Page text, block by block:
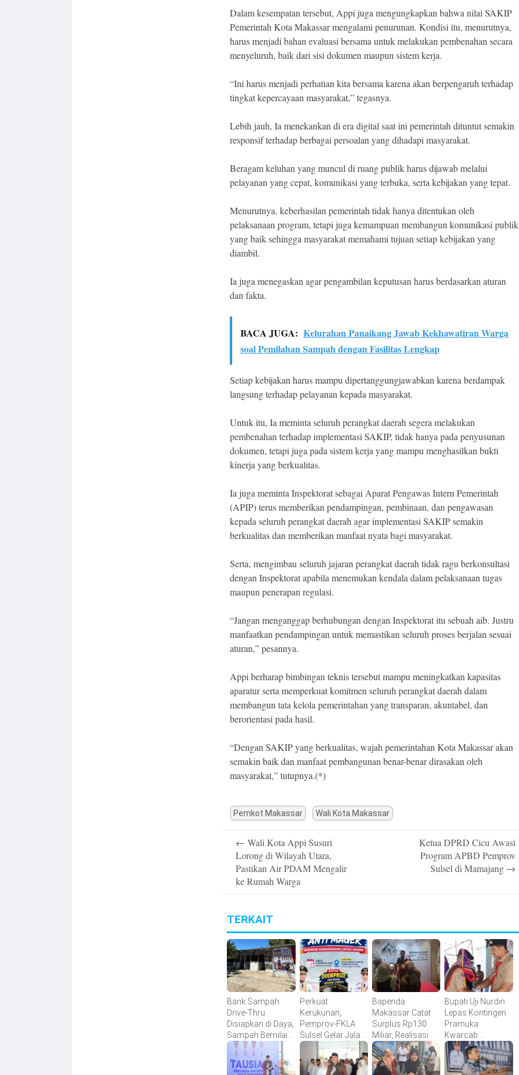
Dalam kesempatan tersebut, Appi juga mengungkapkan bahwa nilai SAKIP
Pemerintah Kota Makassar mengalami penurunan. Kondisi itu, menurutnya,
harus menjadi bahan evaluasi bersama untuk melakukan pembenahan secara
menyeluruh, baik dari sisi dokumen maupun sistem kerja.
“Ini harus menjadi perhatian kita bersama karena akan berpengaruh terhadap
tingkat kepercayaan masyarakat,” tegasnya.
Lebih jauh, Ia menekankan di era digital saat ini pemerintah dituntut semakin
responsif terhadap berbagai persoalan yang dihadapi masyarakat.
Beragam keluhan yang muncul di ruang publik harus dijawab melalui
pelayanan yang cepat, komunikasi yang terbuka, serta kebijakan yang tepat.
Menurutnya, keberhasilan pemerintah tidak hanya ditentukan oleh
pelaksanaan program, tetapi juga kemampuan membangun komunikasi publik
yang baik sehingga masyarakat memahami tujuan setiap kebijakan yang
diambil.
Ia juga menegaskan agar pengambilan keputusan harus berdasarkan aturan
dan fakta.
BACA JUGA: Kelurahan Panaikang Jawab Kekhawatiran Warga
soal Pemilahan Sampah dengan Fasilitas Lengkap
Setiap kebijakan harus mampu dipertanggungjawabkan karena berdampak
langsung terhadap pelayanan kepada masyarakat.
Untuk itu, Ia meminta seluruh perangkat daerah segera melakukan
pembenahan terhadap implementasi SAKIP, tidak hanya pada penyusunan
dokumen, tetapi juga pada sistem kerja yang mampu menghasilkan bukti
kinerja yang berkualitas.
Ia juga meminta Inspektorat sebagai Aparat Pengawas Intern Pemerintah
(APIP) terus memberikan pendampingan, pembinaan, dan pengawasan
kepada seluruh perangkat daerah agar implementasi SAKIP semakin
berkualitas dan memberikan manfaat nyata bagi masyarakat.
Serta, mengimbau seluruh jajaran perangkat daerah tidak ragu berkonsultasi
dengan Inspektorat apabila menemukan kendala dalam pelaksanaan tugas
maupun penerapan regulasi.
“Jangan menganggap berhubungan dengan Inspektorat itu sebuah aib. Justru
manfaatkan pendampingan untuk memastikan seluruh proses berjalan sesuai
aturan,” pesannya.
Appi berharap bimbingan teknis tersebut mampu meningkatkan kapasitas
aparatur serta memperkuat komitmen seluruh perangkat daerah dalam
membangun tata kelola pemerintahan yang transparan, akuntabel, dan
berorientasi pada hasil.
“Dengan SAKIP yang berkualitas, wajah pemerintahan Kota Makassar akan
semakin baik dan manfaat pembangunan benar-benar dirasakan oleh
masyarakat,” tutupnya.(*)
Pemkot Makassar Wali Kota Makassar
navigation
← Wali Kota Appi Susuri
Lorong di Wilayah Utara,
Pastikan Air PDAM Mengalir
ke Rumah Warga
Ketua DPRD Cicu Awasi
Program APBD Pemprov
Sulsel di Mamajang →
TERKAIT
Bank Sampah
Drive-Thru
Disiapkan di Daya,
Sampah Bernilai
Ekonomi Makin
Mudah Disalurkan
Perkuat
Kerukunan,
Pemprov-FKLA
Sulsel Gelar Jalan
Sehat Anti Mager
Harmoni
Kemanusiaan
Bapenda
Makassar Catat
Surplus Rp130
Miliar, Realisasi
Pendapatan
Tembus 49
Persen
Bupati Uji Nurdin
Lepas Kontingen
Pramuka
Kwarcab
Bantaeng Menuju
Jambore
Nasional XII